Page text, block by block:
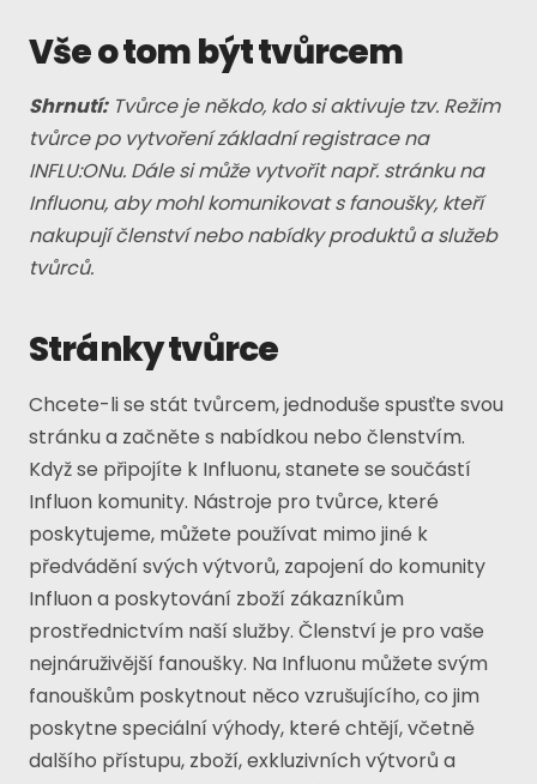
Vše o tom být tvůrcem
Shrnutí:Tvůrce je někdo, kdo si aktivuje tzv. Režim
tvůrce po vytvoření základní registrace na
INFLU:ONu. Dále si může vytvořit např. stránku na
Influonu, aby mohl komunikovat s fanoušky, kteří
nakupují členství nebo nabídky produktů a služeb
tvůrců.
Stránky tvůrce
Chcete-li se stát tvůrcem, jednoduše spusťte svou
stránku a začněte s nabídkou nebo členstvím.
Když se připojíte k Influonu, stanete se součástí
Influon komunity. Nástroje pro tvůrce, které
poskytujeme, můžete používat mimo jiné k
předvádění svých výtvorů, zapojení do komunity
Influon a poskytování zboží zákazníkům
prostřednictvím naší služby. Členství je pro vaše
nejnáruživější fanoušky. Na Influonu můžete svým
fanouškům poskytnout něco vzrušujícího, co jim
poskytne speciální výhody, které chtějí, včetně
dalšího přístupu, zboží, exkluzivních výtvorů a